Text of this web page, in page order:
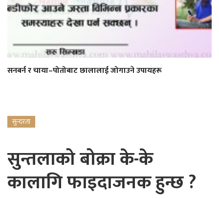
सनबर्न र चाया–पोतोबाट छालालाई जोगाउने उपायहरू
सुन्दरता
सुन्तलाको बोक्रा के-के
कालागि फाइदाजनक हुन्छ ?